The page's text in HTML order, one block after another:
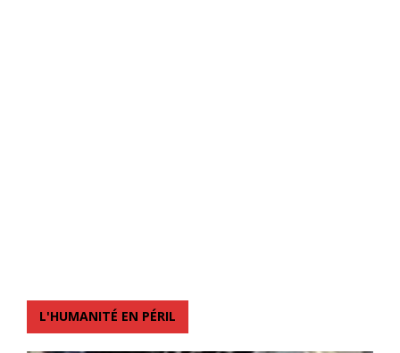
L'HUMANITÉ EN PÉRIL